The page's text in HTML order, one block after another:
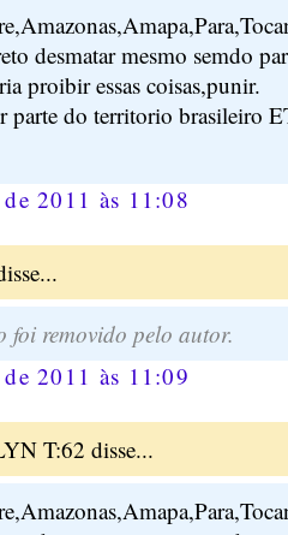
desmatar mesmo semdo
proibir essas coisas,punir.
parte do territorio brasileiro
2011 às 11:08
foi removido pelo autor.
2011 às 11:09
T:62 disse...